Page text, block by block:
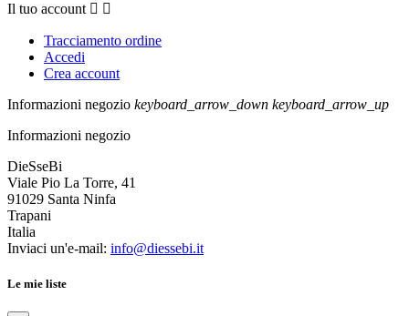
Il tuo account  
Tracciamento ordine
Accedi
Crea account
Informazioni negozio keyboard_arrow_down keyboard_arrow_up
Informazioni negozio
DieSseBi
Viale Pio La Torre, 41
91029 Santa Ninfa
Trapani
Italia
Inviaci un'e-mail: info@diessebi.it
Le mie liste